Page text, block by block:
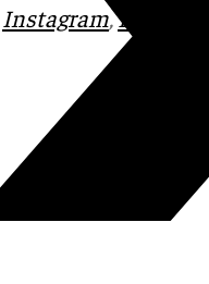
Instagram,Facebook